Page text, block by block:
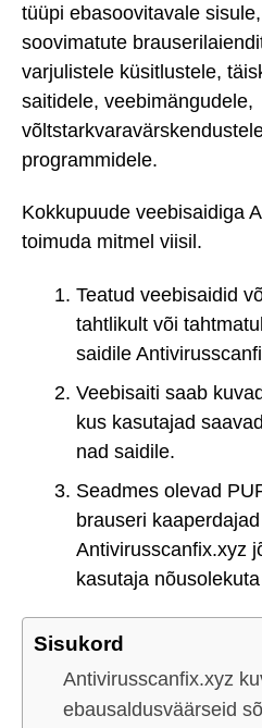
tüüpi ebasoovitavale
soovimatute
varjulistele küsitlustele,
saitidele, veebimängudele,
programmidele.
Kokkupuude veebisaidiga
toimuda mitmel viisil.
Teatud veebisaidid
tahtlikult või
saidile
Veebisaiti saab
kus kasutajad
nad saidile.
Seadmes olevad
brauseri
Antivirusscanfix.xyz
kasutaja
Sisukord
Antivirusscanfix.xyz
ebausaldusväärseid